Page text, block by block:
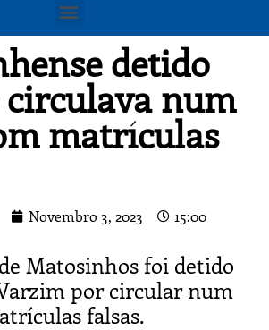
detido
num
matrículas
Novembro 3, 2023 15:00
Matosinhos foi detido
por circular num
falsas.